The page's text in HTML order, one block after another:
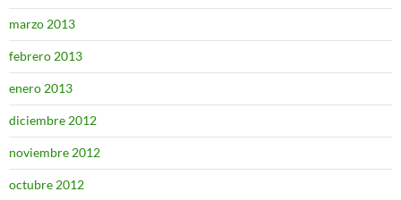
marzo 2013
febrero 2013
enero 2013
diciembre 2012
noviembre 2012
octubre 2012